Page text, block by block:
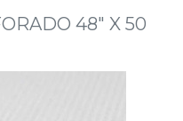
48" X 50